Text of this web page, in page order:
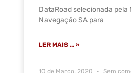
DataRoad selecionada pela
Navegação SA para
LER MAIS ... »
10 de Março, 2020 Sem